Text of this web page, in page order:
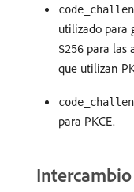
utilizado para
S256 para las
que utilizan
para PKCE.